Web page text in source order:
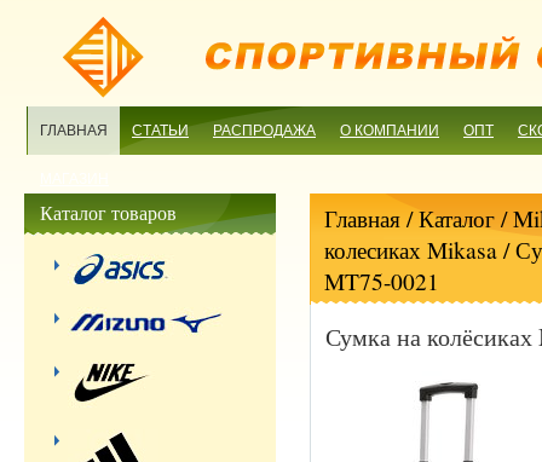
ГЛАВНАЯ СТАТЬИ РАСПРОДАЖА О КОМПАНИИ ОПТ
Главная/ Каталог /
колесиках Mikasa/
MT75-0021
Сумка на
Каталог товаров